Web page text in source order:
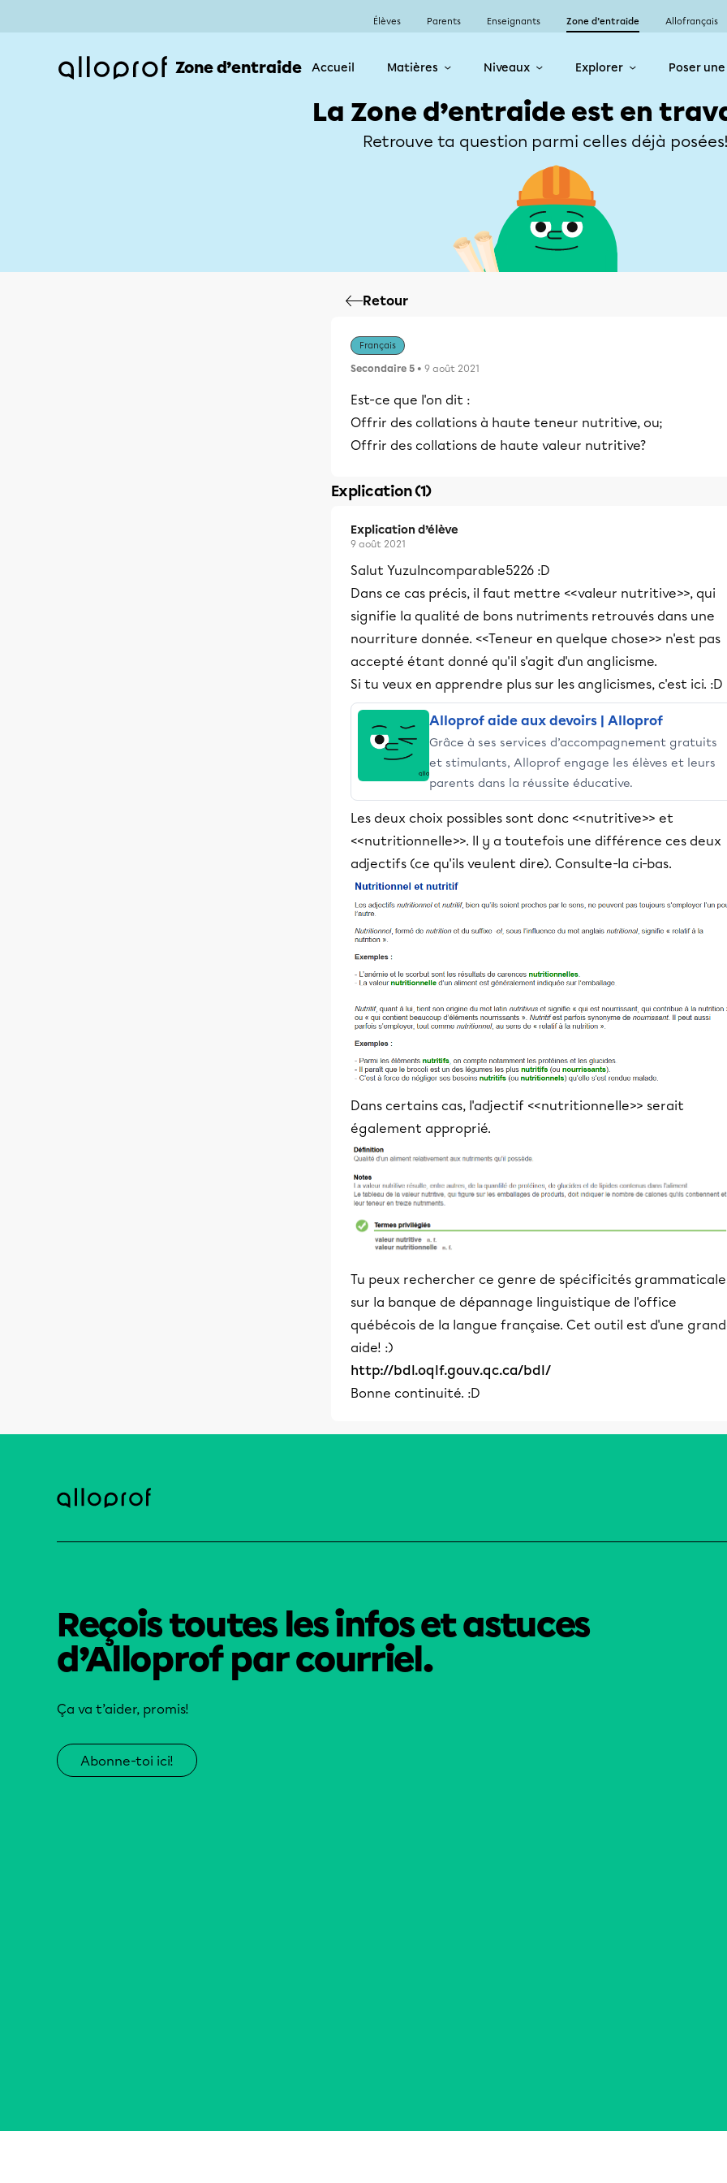
Élèves Parents Enseignants Zone d’entraide Allofrançais
Zone d’entraide Accueil Matières Niveaux Explorer Poser
La Zone d’entraide est en
Retrouve ta question parmi celles déjà
Retour
Français
Secondaire 5 • 9 août 2021
Est-ce que l'on dit :
Offrir des collations à haute teneur nutritive, ou;
Offrir des collations de haute valeur nutritive?
Explication (1)
Explication d’élève
9 août 2021
Salut YuzuIncomparable5226 :D
Dans ce cas précis, il faut mettre <<valeur nutritive>>, qui
signifie la qualité de bons nutriments retrouvés dans une
nourriture donnée. <<Teneur en quelque chose>> n'est pas
accepté étant donné qu'il s'agit d'un anglicisme.
Si tu veux en apprendre plus sur les anglicismes, c'est ici. :D
Alloprof aide aux devoirs | Alloprof
Grâce à ses services d’accompagnement gratuits
et stimulants, Alloprof engage les élèves et leurs
parents dans la réussite éducative.
Les deux choix possibles sont donc <<nutritive>> et
<<nutritionnelle>>. Il y a toutefois une différence ces deux
adjectifs (ce qu'ils veulent dire). Consulte-la ci-bas.
Dans certains cas, l'adjectif <<nutritionnelle>> serait
également approprié.
Tu peux rechercher ce genre de spécificités
sur la banque de dépannage linguistique de l'office
québécois de la langue française. Cet outil est d'une
aide! :)
http://bdl.oqlf.gouv.qc.ca/bdl/
Bonne continuité. :D
Reçois toutes les infos et astuces
d’Alloprof par courriel.
Ça va t’aider, promis!
Abonne-toi ici!